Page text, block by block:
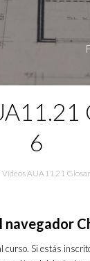
6
Estás aquí:
Videos AUA11.21
navegador
curso. Si estás